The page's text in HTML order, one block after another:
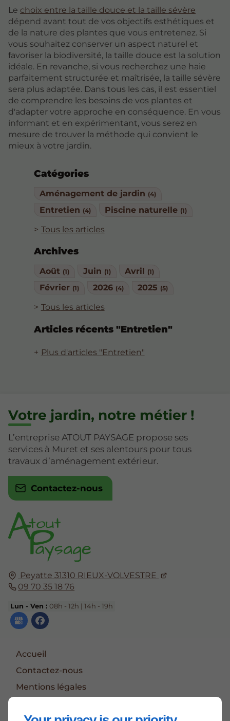
Catégories
Aménagement de jardin (4)
Entretien (4) Piscine naturelle (1)
Tous les articles
Archives
Août (1) Juin (1) Avril (1)
Février (1) 2026 (4) 2025 (5)
Tous les articles
Articles récents "Entretien"
Plus d'articles "Entretien"
Le choix entre la taille douce et la taille sévère
dépend avant tout de vos objectifs esthétiques et
de la nature des plantes que vous entretenez. Si
vous souhaitez conserver un aspect naturel et
favoriser la biodiversité, la taille douce est la solution
idéale. En revanche, si vous recherchez une haie
parfaitement structurée et maîtrisée, la taille sévère
sera plus adaptée. Dans tous les cas, il est essentiel
de comprendre les besoins de vos plantes et
d'adapter votre approche en conséquence. En vous
informant et en expérimentant, vous serez en
mesure de trouver la méthode qui convient le
mieux à votre jardin.
Peyatte 31310 RIEUX-VOLVESTRE
09 70 35 18 76
Lun - Ven : 08h - 12h | 14h - 19h
Accueil
Contactez-nous
Mentions légales
Votre jardin, notre métier !
L’entreprise ATOUT PAYSAGE propose ses
services à Muret et ses alentours pour tous
travaux d’aménagement extérieur.
Contactez-nous